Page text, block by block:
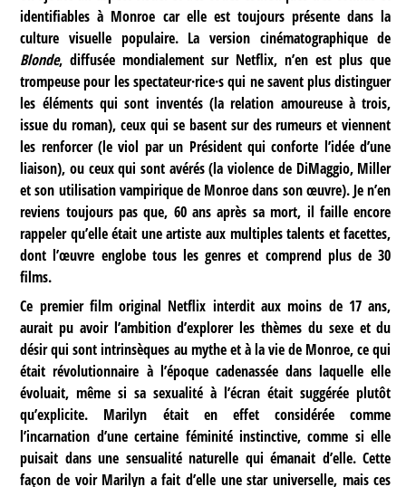
identifiables à Monroe car elle est toujours présente dans la
culture visuelle populaire. La version cinématographique de
Blonde, diffusée mondialement sur Netflix, n’en est plus que
trompeuse pour les spectateur·rice·s qui ne savent plus distinguer
les éléments qui sont inventés (la relation amoureuse à trois,
issue du roman), ceux qui se basent sur des rumeurs et viennent
les renforcer (le viol par un Président qui conforte l’idée d’une
liaison), ou ceux qui sont avérés (la violence de DiMaggio, Miller
et son utilisation vampirique de Monroe dans son œuvre). Je n’en
reviens toujours pas que, 60 ans après sa mort, il faille encore
rappeler qu’elle était une artiste aux multiples talents et facettes,
dont l’œuvre englobe tous les genres et comprend plus de 30
films.
Ce premier film original Netflix interdit aux moins de 17 ans,
aurait pu avoir l’ambition d’explorer les thèmes du sexe et du
désir qui sont intrinsèques au mythe et à la vie de Monroe, ce qui
était révolutionnaire à l’époque cadenassée dans laquelle elle
évoluait, même si sa sexualité à l’écran était suggérée plutôt
qu’explicite. Marilyn était en effet considérée comme
l’incarnation d’une certaine féminité instinctive, comme si elle
puisait dans une sensualité naturelle qui émanait d’elle. Cette
façon de voir Marilyn a fait d’elle une star universelle, mais ces